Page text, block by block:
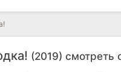
(2019) смотреть